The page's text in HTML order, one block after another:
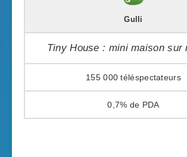
Gulli
Tiny House : mini maison sur
155 000
0,7%